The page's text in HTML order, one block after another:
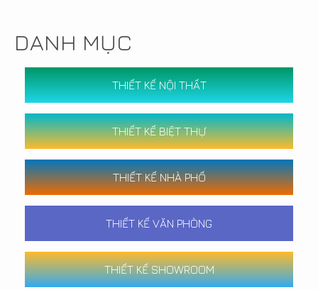
DANH MỤC
THIẾT KẾ NỘI THẤT
THIẾT KẾ BIỆT THỰ
THIẾT KẾ NHÀ PHỐ
THIẾT KẾ VĂN PHÒNG
THIẾT KẾ SHOWROOM